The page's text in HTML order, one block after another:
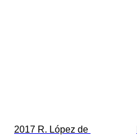
2017 R. López de